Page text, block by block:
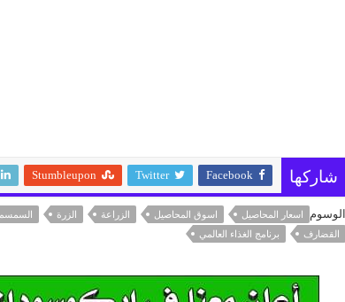
شاركها Facebook
Twitter
Stumbleupon
الوسوم اسعار المحاصيل اسوق المحاصيل الزراعة الزرة السمسم
القضارف
برنامج الغذاء العالمي